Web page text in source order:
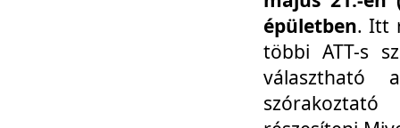
épületben. Itt
többi ATT-s
választható